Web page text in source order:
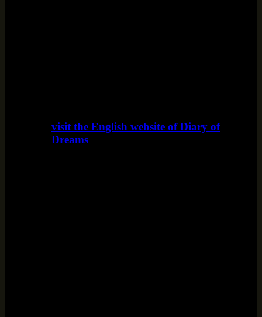
visit the English website of Diary of
Dreams